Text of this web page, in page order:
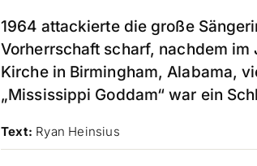
1964 attackierte die große
Vorherrschaft scharf, nachdem
Kirche in Birmingham, Alabama,
„Mississippi Goddam“ war ein
Text: Ryan Heinsius